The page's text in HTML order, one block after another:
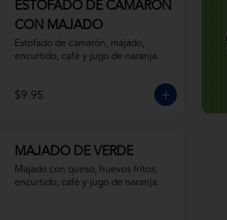
ESTOFADO DE CAMARÓN
CON MAJADO
Estofado de camarón, majado,
encurtido, café y jugo de naranja.
$9.95
MAJADO DE VERDE
Majado con queso, huevos fritos,
encurtido, café y jugo de naranja.